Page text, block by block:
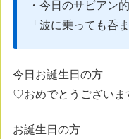
・今日のサビアン
「波に乗っても呑
今日お誕生日の方
♡おめでとうござい
お誕生日の方